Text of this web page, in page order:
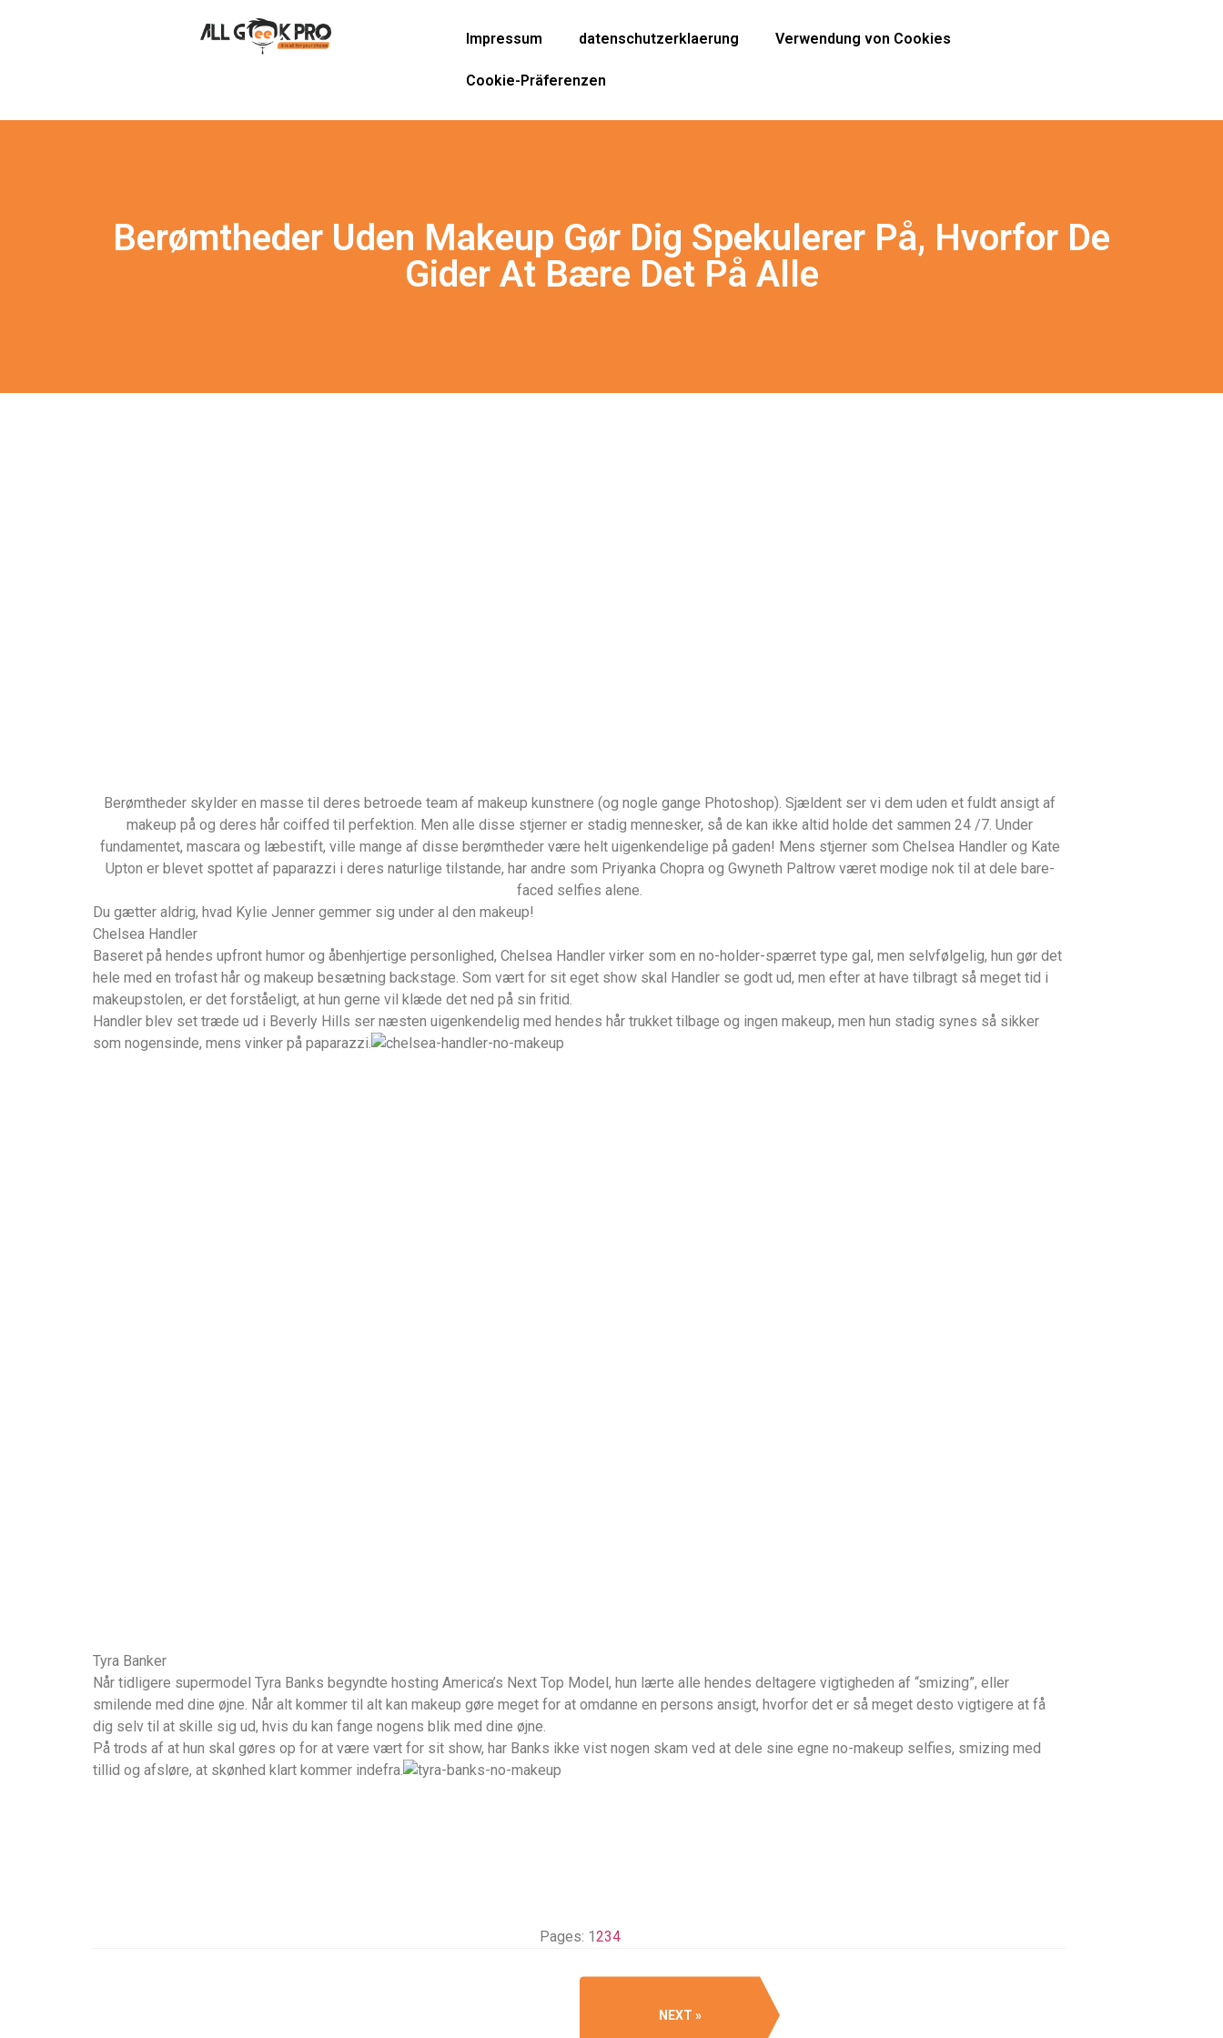
Impressum datenschutzerklaerung Verwendung von Cookies
Cookie-Präferenzen
Berømtheder Uden Makeup Gør Dig Spekulerer På, Hvorfor De
Gider At Bære Det På Alle
Berømtheder skylder en masse til deres betroede team af makeup kunstnere (og nogle gange Photoshop). Sjældent ser vi dem uden et fuldt ansigt af
makeup på og deres hår coiffed til perfektion. Men alle disse stjerner er stadig mennesker, så de kan ikke altid holde det sammen 24 /7. Under
fundamentet, mascara og læbestift, ville mange af disse berømtheder være helt uigenkendelige på gaden! Mens stjerner som Chelsea Handler og Kate
Upton er blevet spottet af paparazzi i deres naturlige tilstande, har andre som Priyanka Chopra og Gwyneth Paltrow været modige nok til at dele bare-
faced selfies alene.
Du gætter aldrig, hvad Kylie Jenner gemmer sig under al den makeup!
Chelsea Handler
Baseret på hendes upfront humor og åbenhjertige personlighed, Chelsea Handler virker som en no-holder-spærret type gal, men selvfølgelig, hun gør det
hele med en trofast hår og makeup besætning backstage. Som vært for sit eget show skal Handler se godt ud, men efter at have tilbragt så meget tid i
makeupstolen, er det forståeligt, at hun gerne vil klæde det ned på sin fritid.
Handler blev set træde ud i Beverly Hills ser næsten uigenkendelig med hendes hår trukket tilbage og ingen makeup, men hun stadig synes så sikker
som nogensinde, mens vinker på paparazzi.
Tyra Banker
Når tidligere supermodel Tyra Banks begyndte hosting America’s Next Top Model, hun lærte alle hendes deltagere vigtigheden af “smizing”, eller
smilende med dine øjne. Når alt kommer til alt kan makeup gøre meget for at omdanne en persons ansigt, hvorfor det er så meget desto vigtigere at få
dig selv til at skille sig ud, hvis du kan fange nogens blik med dine øjne.
På trods af at hun skal gøres op for at være vært for sit show, har Banks ikke vist nogen skam ved at dele sine egne no-makeup selfies, smizing med
tillid og afsløre, at skønhed klart kommer indefra.
Pages: 1 234
NEXT